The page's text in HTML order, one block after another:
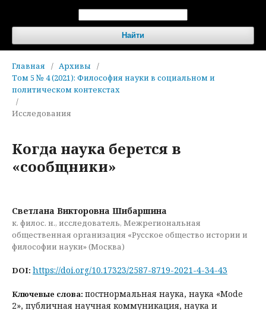
Найти
Главная / Архивы
/
Том 5 № 4 (2021): Философия науки в социальном и
политическом контекстах
/
Исследования
Когда наука берется в
«сообщники»
Светлана Викторовна Шибаршина
к. филос. н., исследователь, Межрегиональная
общественная организация «Русское общество истории и
философии науки» (Москва)
DOI: https://doi.org/10.17323/2587-8719-2021-4-34-43
Ключевые слова: постнормальная наука, наука «Mode
2», публичная научная коммуникация, наука и